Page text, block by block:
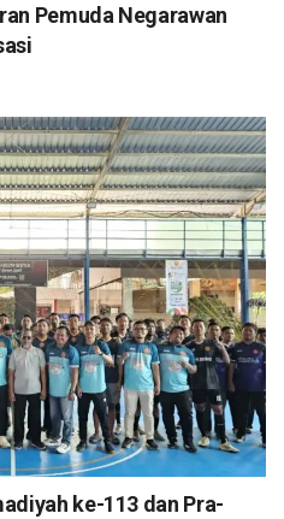
Pemuda Negarawan
ke-113 dan Pra-